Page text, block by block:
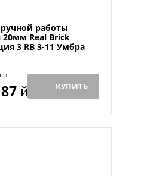
работы
20мм Real Brick
3 RB 3-11 Умбра
Й КУПИТЬ